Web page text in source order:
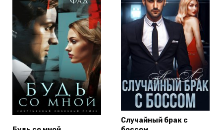
Случайный брак с